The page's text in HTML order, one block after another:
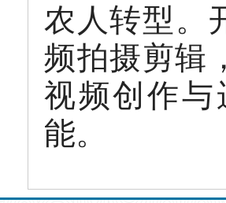
农人转型。
频拍摄剪辑
视频创作与
能。